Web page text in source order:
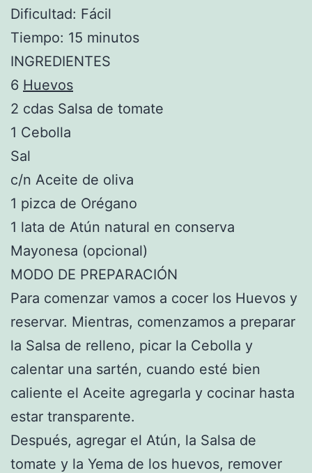
Dificultad: Fácil
Tiempo: 15 minutos
INGREDIENTES
6 Huevos
2 cdas Salsa de tomate
1 Cebolla
Sal
c/n Aceite de oliva
1 pizca de Orégano
1 lata de Atún natural en conserva
Mayonesa (opcional)
MODO DE PREPARACIÓN
Para comenzar vamos a cocer los Huevos y
reservar. Mientras, comenzamos a preparar
la Salsa de relleno, picar la Cebolla y
calentar una sartén, cuando esté bien
caliente el Aceite agregarla y cocinar hasta
estar transparente.
Después, agregar el Atún, la Salsa de
tomate y la Yema de los huevos, remover